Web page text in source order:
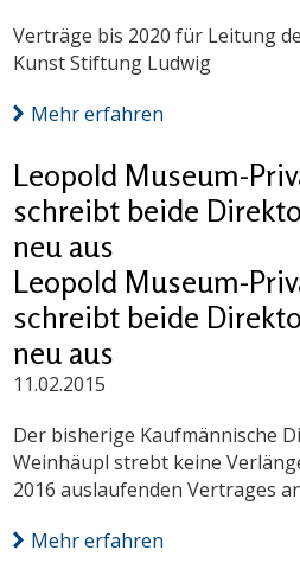
Verträge bis 2020 für Leitung
Kunst Stiftung Ludwig
Mehr erfahren
Leopold Museum-
schreibt beide
neu aus
Leopold Museum-
schreibt beide
neu aus
11.02.2015
Der bisherige Kaufmännische
Weinhäupl strebt keine
2016 auslaufenden Vertrages
Mehr erfahren